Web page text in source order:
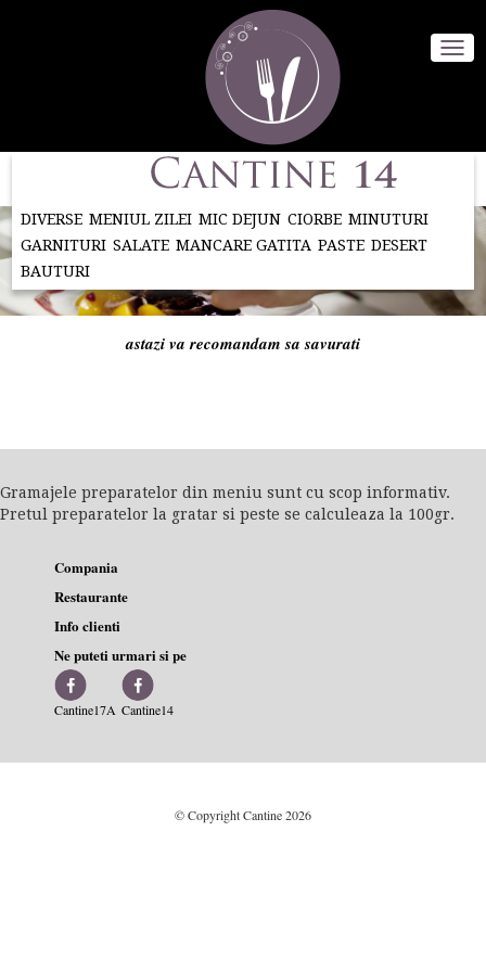
DIVERSE MENIUL ZILEI MIC DEJUN CIORBE MINUTURI
GARNITURI SALATE MANCARE GATITA PASTE DESERT
BAUTURI
astazi va recomandam sa savurati
Gramajele preparatelor din meniu sunt cu scop informativ.
Pretul preparatelor la gratar si peste se calculeaza la 100gr.
Compania
Restaurante
Info clienti
Ne puteti urmari si pe
Cantine17A Cantine14
© Copyright Cantine 2026